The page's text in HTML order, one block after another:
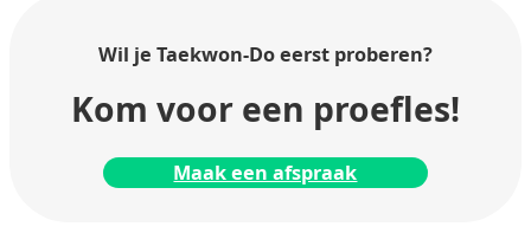
Wil je Taekwon-Doeerst proberen?
Kom voor een proefles!
Maak een afspraak